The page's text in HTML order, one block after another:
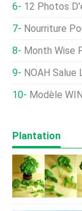
12 Photos
Nourriture Pour
Month Wise
NOAH Salue L'engagement
Modèle
Plantation